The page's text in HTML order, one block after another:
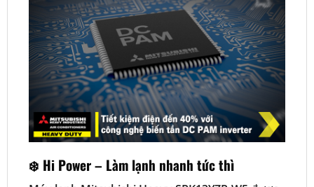
❄️ Hi Power – Làm lạnh nhanh tức thì